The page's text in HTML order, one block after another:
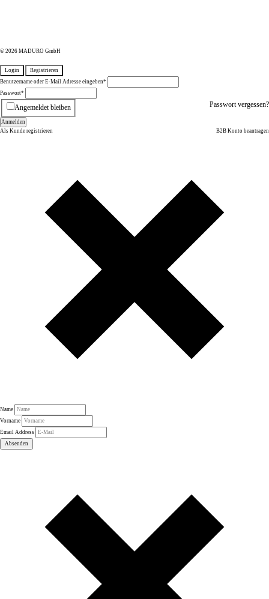
© 2026 MADURO GmbH
Login
Registrieren
Benutzername oder E-Mail Adresse eingeben*
Passwort*
Angemeldet bleiben Passwort vergessen?
Anmelden
Als Kunde registrieren
B2B Konto beantragen
Name
Vorname
Email Address